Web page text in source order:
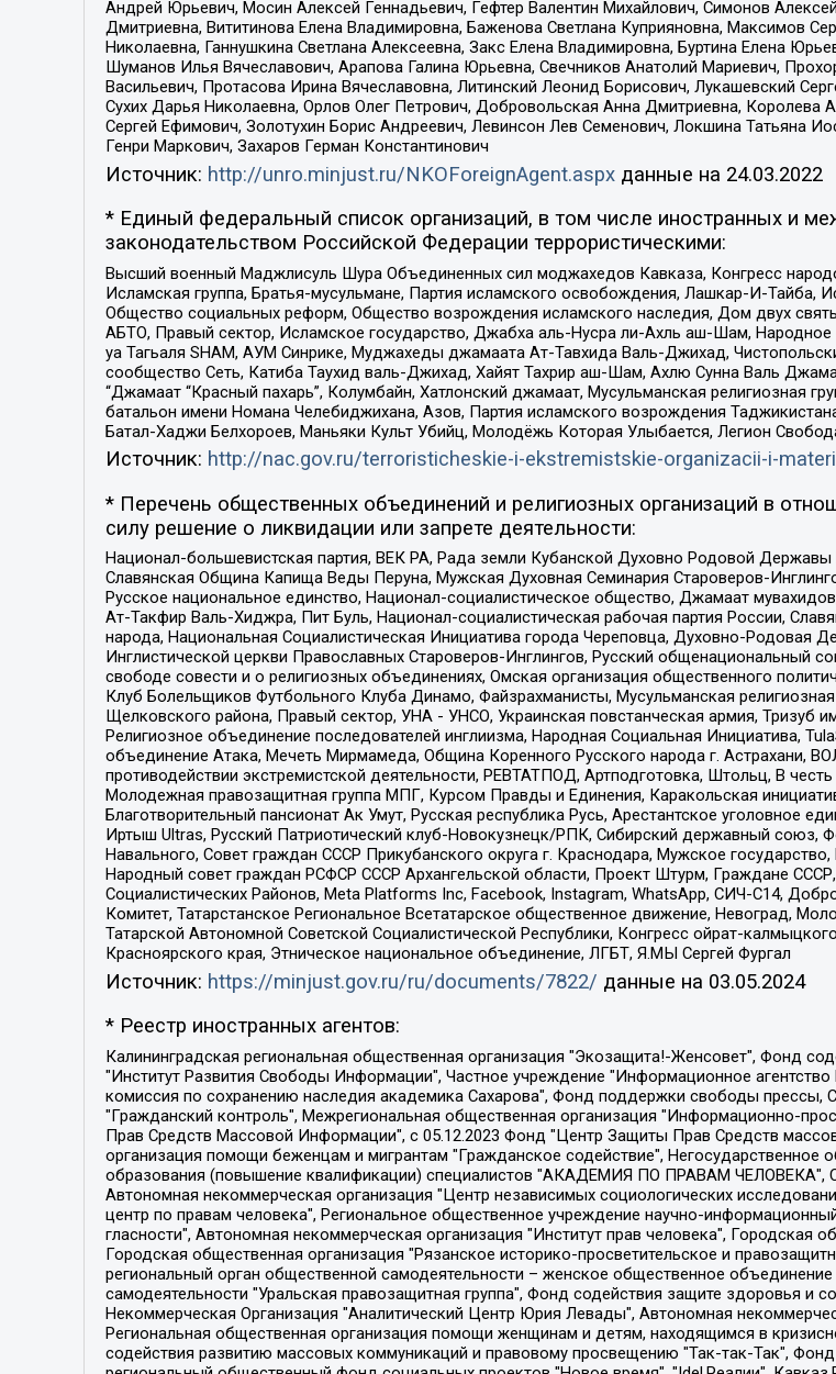
Андрей Юрьевич, Мосин Алексей Геннадьевич, Гефтер Валентин Михайлович, Симонов
Дмитриевна, Вититинова Елена Владимировна, Баженова Светлана Куприяновна, Максимов
Николаевна, Ганнушкина Светлана Алексеевна, Закс Елена Владимировна, Буртина Елена
Шуманов Илья Вячеславович, Арапова Галина Юрьевна, Свечников Анатолий Мариевич,
Васильевич, Протасова Ирина Вячеславовна, Литинский Леонид Борисович, Лукашевский
Сухих Дарья Николаевна, Орлов Олег Петрович, Добровольская Анна Дмитриевна, Королева
Сергей Ефимович, Золотухин Борис Андреевич, Левинсон Лев Семенович, Локшина Татьяна
Генри Маркович, Захаров Герман Константинович
Источник: http://unro.minjust.ru/NKOForeignAgent.aspxданные на 24.03.2022
* Единый федеральный список организаций, в том числе иностранных и
законодательством Российской Федерации террористическими:
Высший военный Маджлисуль Шура Объединенных сил моджахедов Кавказа, Конгресс
Исламская группа, Братья-мусульмане, Партия исламского освобождения, Лашкар-И-Тайба,
Общество социальных реформ, Общество возрождения исламского наследия, Дом двух
АБТО, Правый сектор, Исламское государство, Джабха аль-Нусра ли-Ахль аш-Шам,
уа Тагьаля SHAM, АУМ Синрике, Муджахеды джамаата Ат-Тавхида Валь-Джихад,
сообщество Сеть, Катиба Таухид валь-Джихад, Хайят Тахрир аш-Шам, Ахлю Сунна Валь
“Джамаат “Красный пахарь”, Колумбайн, Хатлонский джамаат, Мусульманская религиозная
батальон имени Номана Челебиджихана, Азов, Партия исламского возрождения
Батал-Хаджи Белхороев, Маньяки Культ Убийц, Молодёжь Которая Улыбается, Легион
Источник: http://nac.gov.ru/terroristicheskie-i-ekstremistskie-organizacii-i-
* Перечень общественных объединений и религиозных организаций в
силу решение о ликвидации или запрете деятельности:
Национал-большевистская партия, ВЕК РА, Рада земли Кубанской Духовно Родовой
Славянская Община Капища Веды Перуна, Мужская Духовная Семинария Староверов-
Русское национальное единство, Национал-социалистическое общество, Джамаат
Ат-Такфир Валь-Хиджра, Пит Буль, Национал-социалистическая рабочая партия России,
народа, Национальная Социалистическая Инициатива города Череповца, Духовно-Родовая
Инглистической церкви Православных Староверов-Инглингов, Русский общенациональный
свободе совести и о религиозных объединениях, Омская организация общественного
Клуб Болельщиков Футбольного Клуба Динамо, Файзрахманисты, Мусульманская
Щелковского района, Правый сектор, УНА - УНСО, Украинская повстанческая армия, Тризуб
Религиозное объединение последователей инглиизма, Народная Социальная Инициатива,
объединение Атака, Мечеть Мирмамеда, Община Коренного Русского народа г. Астрахани,
противодействии экстремистской деятельности, РЕВТАТПОД, Артподготовка, Штольц, В
Молодежная правозащитная группа МПГ, Курсом Правды и Единения, Каракольская
Благотворительный пансионат Ак Умут, Русская республика Русь, Арестантское уголовное
Иртыш Ultras, Русский Патриотический клуб-Новокузнецк/РПК, Сибирский державный
Навального, Совет граждан СССР Прикубанского округа г. Краснодара, Мужское
Народный совет граждан РСФСР СССР Архангельской области, Проект Штурм, Граждане
Социалистических Районов, Meta Platforms Inc, Facebook, Instagram, WhatsApp, СИЧ-С14,
Комитет, Татарстанское Региональное Всетатарское общественное движение, Невоград,
Татарской Автономной Советской Социалистической Республики, Конгресс ойрат-
Красноярского края, Этническое национальное объединение, ЛГБТ, Я.МЫ Сергей Фургал
Источник: https://minjust.gov.ru/ru/documents/7822/ данные на 03.05.2024
* Реестр иностранных агентов:
Калининградская региональная общественная организация "Экозащита!-Женсовет", Фонд содействия защите прав и свобод граждан "Общественный вердикт", Фонд "Институт Развития Свободы Информации", Частное учреждение "Информационное агентство МЕМО. РУ", Региональная общественная организация "Общественная комиссия по сохранению наследия академика Сахарова", Фонд поддержки свободы прессы, Санкт-Петербургская общественная правозащитная организация "Гражданский контроль", Межрегиональная общественная организация "Информационно-просветительский центр "Мемориал", Региональный Фонд "Центр Защиты Прав Средств Массовой Информации", с 05.12.2023 Фонд "Центр Защиты Прав Средств массовой информации", Региональная общественная благотворительная организация помощи беженцам и мигрантам "Гражданское содействие", Негосударственное образовательное учреждение дополнительного профессионального образования (повышение квалификации) специалистов "АКАДЕМИЯ ПО ПРАВАМ ЧЕЛОВЕКА", Свердловская региональная общественная организация "Сутяжник", Автономная некоммерческая организация "Центр независимых социологических исследований", Союз общественных объединений "Российский исследовательский центр по правам человека", Региональное общественное учреждение научно-информационный центр "МЕМОРИАЛ", Некоммерческая организация "Фонд защиты гласности", Автономная некоммерческая организация "Институт прав человека", Городская общественная организация "Екатеринбургское общество "МЕМОРИАЛ", Городская общественная организация "Рязанское историко-просветительское и правозащитное общество "Мемориал" (Рязанский Мемориал), Челябинский региональный орган общественной самодеятельности – женское общественное объединение "Женщины Евразии", Челябинский региональный орган общественной самодеятельности "Уральская правозащитная группа", Фонд содействия защите здоровья и социальной справедливости имени Андрея Рылькова, Автономная Некоммерческая Организация "Аналитический Центр Юрия Левады", Автономная некоммерческая организация социальной поддержки населения "Проект Апрель", Региональная общественная организация помощи женщинам и детям, находящимся в кризисной ситуации "Информационно-методический центр "Анна", Фонд содействия развитию массовых коммуникаций и правовому просвещению "Так-так-Так", Фонд содействия устойчивому развитию "Серебряная тайга", Свердловский региональный общественный фонд социальных проектов "Новое время", "Idel.Реалии", Кавказ.Реалии, Крым.Реалии, Телеканал Настоящее Время, Татаро-башкирская служба Радио Свобода (Azatliq Radiosi), Радио Свободная Европа/Радио Свобода (PCE/PC), "Сибирь.Реалии", "Фактограф", Благотворительный фонд помощи осужденным и их семьям, Автономная некоммерческая организация "Институт глобализации и социальных движений", Фонд "В защиту прав заключенных", Частное учреждение "Центр поддержки и содействия развитию средств массовой информации", Пензенский региональный общественный благотворительный фонд "Гражданский союз", "Север.Реалии", Некоммерческая организация Фонд "Правовая инициатива", Общество с ограниченной ответственностью "Радио Свободная Европа/Радио Свобода", Чешское информационное агентство "MEDIUM-ORIENT", Красноярская региональная общественная организация "Мы против СПИДа", Камалягин Денис Николаевич, Маркелов Сергей Евгеньевич, Пономарев Лев Александрович, Савицкая Людмила Алексеевна, Автономная некоммерческая организация "Центр по работе с проблемой насилия "НАСИЛИЮ.НЕТ", Межрегиональный профессиональный союз работников здравоохранения "Альянс врачей", Юридическое лицо, зарегистрированное в Латвийской Республике, SIA "Medusa Project" (регистрационный номер 40103797863, дата регистрации 10.06.2014), Некоммерческая организация "Фонд по борьбе с коррупцией", Автономная некоммерческая организация "Институт права и публичной политики", Баданин Роман Сергеевич, Гликин Максим Александрович, Железнова Мария Михайловна, Лукьянова Юлия Сергеевна, Маетная Елизавета Витальевна, Маняхин Петр Борисович, Чуракова Ольга Владимировна, Ярош Юлия Петровна, Юридическое лицо "The Insider SIA", зарегистрированное в Риге, Латвийская Республика (дата регистрации 26.06.2015), являющееся администратором доменного имени интернет-издания "The Insider SIA", https://theins.ru, Постернак Алексей Евгеньевич, Рубин Михаил Аркадьевич, Анин Роман Александрович, Юридическое лицо Istories fonds, зарегистрированное в Латвийской Республике (регистрационный номер 50008295751, дата регистрации 24.02.2020), Великовский Дмитрий Александрович, Долинина Ирина Николаевна, Мароховская Алеся Алексеевна, Шлейнов Роман Юрьевич, Шмагун Олеся Валентиновна, Общество с ограниченной ответственностью "Альтаир 2021", Общество с ограниченной ответственностью "Вега 2021", Общество с ограниченной ответственностью "Главный редактор 2021", Общество с ограниченной ответственностью "Ромашки монолит", Важенков Артем Валерьевич, Ивановская областная общественная организация "Центр гендерных исследований", Гурман Юрий Альбертович, Медиапроект "ОВД-Инфо", Егоров Владимир Владимирович, Жилинский Владимир Александрович, Общество с ограниченной ответственностью "ЗП", Иванова София Юрьевна, Карезина Инна Павловна, Кильтау Екатерина Викторовна, Петров Алексей Викторович, Пискунов Сергей Евгеньевич, Смирнов Сергей Сергеевич, Тихонов Михаил Сергеевич, Общество с ограниченной ответственностью "ЖУРНАЛИСТ-ИНОСТРАННЫЙ АГЕНТ", Арапова Галина Юрьевна, Вольтская Татьяна Анатольевна, Американская компания "Mason G.E.S. Anonymous Foundation" (США), являющаяся владельцем интернет-издания https://mnews.world/, Компания "Stichting Bellingcat", зарегистрированная в